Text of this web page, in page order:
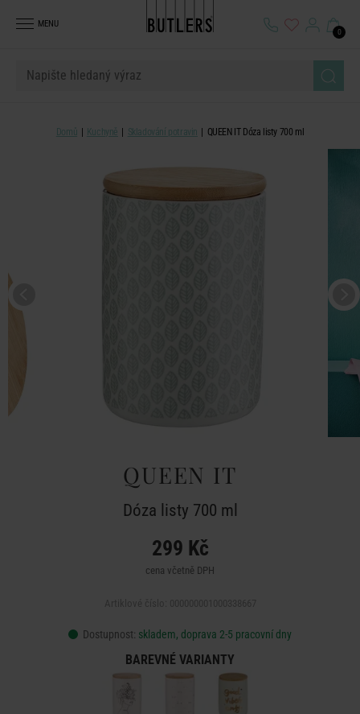
MENU
0
Domů Kuchyně Skladování potravin QUEEN IT Dóza listy 700 ml
QUEEN IT
Dóza listy 700 ml
299 Kč
cena včetně DPH
Dostupnost: skladem, doprava 2-5 pracovní dny
BAREVNÉ VARIANTY